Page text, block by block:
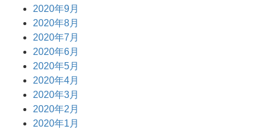
2020年9月
2020年8月
2020年7月
2020年6月
2020年5月
2020年4月
2020年3月
2020年2月
2020年1月